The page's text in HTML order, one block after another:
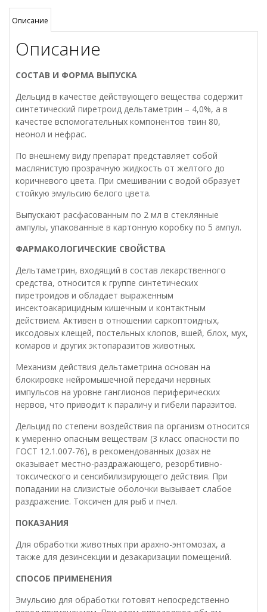
по
2Описание
Описание
СОСТАВ И ФОРМА ВЫПУСКА
Дельцид в качестве действующего вещества содержит
синтетический пиретроид дельтаметрин – 4,0%, а в
качестве вспомогательных компонентов твин 80,
неонол и нефрас.
По внешнему виду препарат представляет собой
маслянистую прозрачную жидкость от желтого до
коричневого цвета. При смешивании с водой образует
стойкую эмульсию белого цвета.
Выпускают расфасованным по 2 мл в стеклянные
ампулы, упакованные в картонную коробку по 5 ампул.
ФАРМАКОЛОГИЧЕСКИЕ СВОЙСТВА
Дельтаметрин, входящий в состав лекарственного
средства, относится к группе синтетических
пиретроидов и обладает выраженным
инсектоакарицидным кишечным и контактным
действием. Активен в отношении саркоптоидных,
иксодовых клещей, постельных клопов, вшей, блох, мух,
комаров и других эктопаразитов животных.
Механизм действия дельтаметрина основан на
блокировке нейромышечной передачи нервных
импульсов на уровне ганглионов периферических
нервов, что приводит к параличу и гибели паразитов.
Дельцид по степени воздействия па организм относится
к умеренно опасным веществам (3 класс опасности по
ГОСТ 12.1.007-76), в рекомендованных дозах не
оказывает местно-раздражающего, резорбтивно-
токсического и сенсибилизирующего действия. При
попадании на слизистые оболочки вызывает слабое
раздражение. Токсичен для рыб и пчел.
ПОКАЗАНИЯ
Для обработки животных при арахно-энтомозах, а
также для дезинсекции и дезакаризации помещений.
СПОСОБ ПРИМЕНЕНИЯ
Эмульсию для обработки готовят непосредственно